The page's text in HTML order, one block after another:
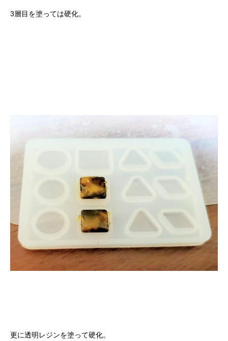
3層目を塗っては硬化。
更に透明レジンを塗って硬化。